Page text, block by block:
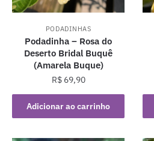
PODADINHAS
Podadinha – Rosa do
Deserto Bridal Buquê
(Amarela Buque)
R$69,90
Adicionar ao carrinho